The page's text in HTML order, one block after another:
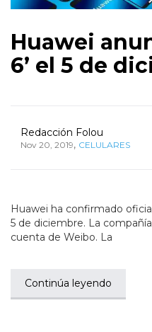
Huawei
6’ el 5 de
Redacción Folou
Nov 20, 2019, CELULARES
Huawei ha confirmado
5 de diciembre. La
cuenta de Weibo. La
Continúa leyendo